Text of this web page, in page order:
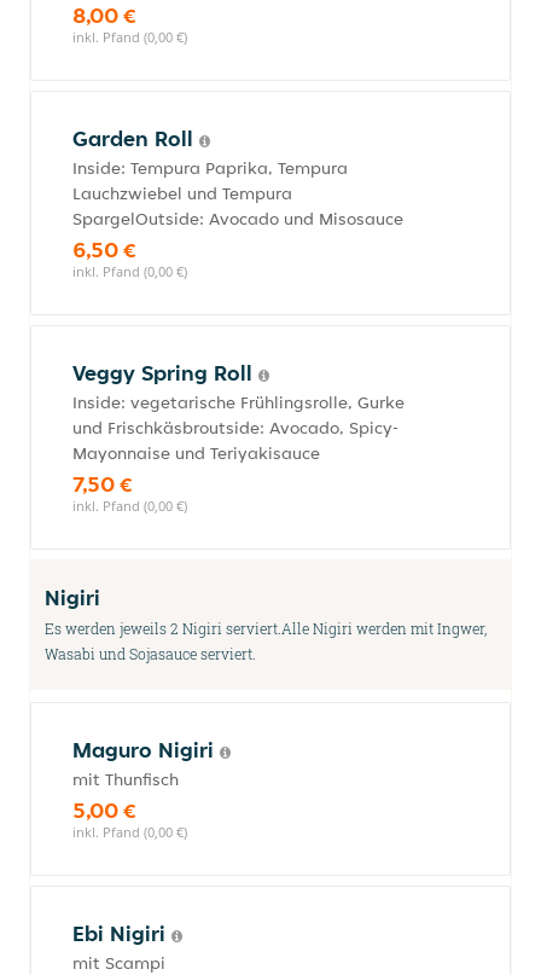
8,00 €
inkl. Pfand (0,00 €)
Garden Roll
Inside: Tempura Paprika, Tempura
Lauchzwiebel und Tempura
SpargelOutside: Avocado und Misosauce
6,50 €
inkl. Pfand (0,00 €)
Veggy Spring Roll
Inside: vegetarische Frühlingsrolle, Gurke
und Frischkäsbroutside: Avocado, Spicy-
Mayonnaise und Teriyakisauce
7,50 €
inkl. Pfand (0,00 €)
Nigiri
Es werden jeweils 2 Nigiri serviert.Alle Nigiri werden mit Ingwer,
Wasabi und Sojasauce serviert.
Maguro Nigiri
mit Thunfisch
5,00 €
inkl. Pfand (0,00 €)
Ebi Nigiri
mit Scampi